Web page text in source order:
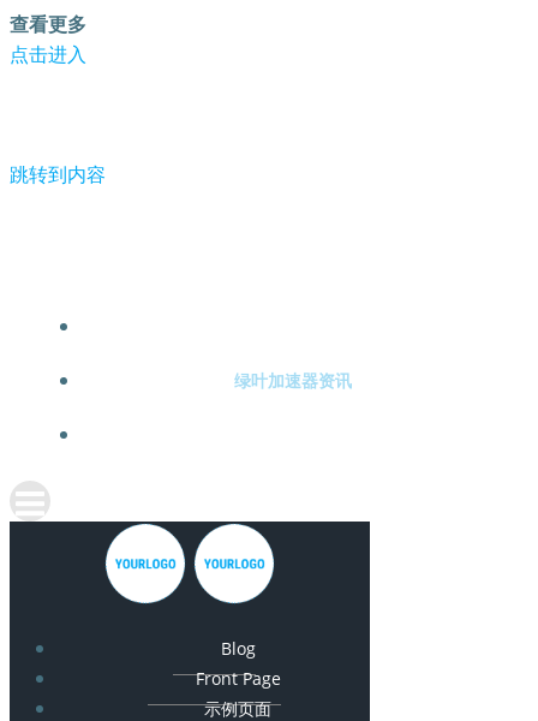
查看更多
点击进入
跳转到内容
绿叶加速器资讯
Blog
Front Page
示例页面